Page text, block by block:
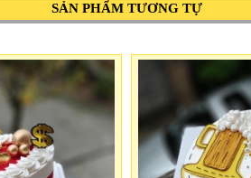
SẢN PHẨM TƯƠNG TỰ